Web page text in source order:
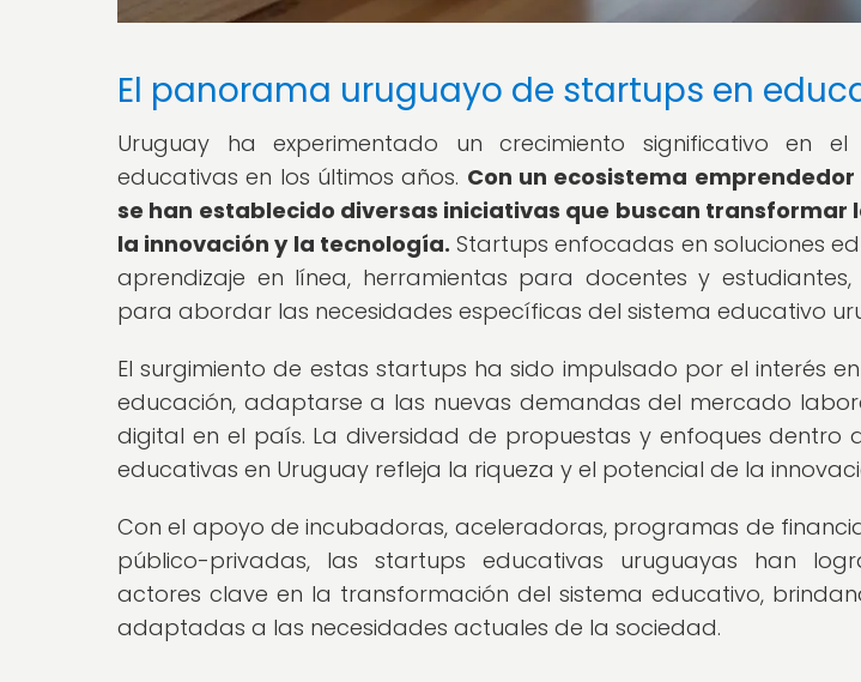
El panorama uruguayo de startups en
Uruguay ha experimentado un crecimiento significativo en
educativas en los últimos años. Con un ecosistema
se han establecido diversas iniciativas que buscan transformar
la innovación y la tecnología. Startups enfocadas en soluciones
aprendizaje en línea, herramientas para docentes y
para abordar las necesidades específicas del sistema educativo
El surgimiento de estas startups ha sido impulsado por el interés
educación, adaptarse a las nuevas demandas del mercado
digital en el país. La diversidad de propuestas y enfoques dentro
educativas en Uruguay refleja la riqueza y el potencial de la
Con el apoyo de incubadoras, aceleradoras, programas de
público-privadas, las startups educativas uruguayas han
actores clave en la transformación del sistema educativo,
adaptadas a las necesidades actuales de la sociedad.